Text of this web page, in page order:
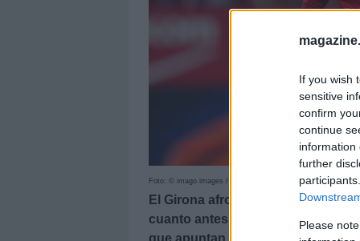
If you wish
sensitive
confirm
continue
information
further
Please
Foto: © imago images / Shutterstock
El Girona afronta la temporada
cuanto antes y soñar con los